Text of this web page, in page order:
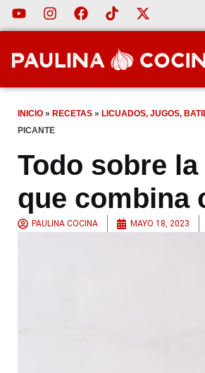
INICIO » RECETAS » LICUADOS, JUGOS,
PICANTE
Todo sobre
que combina
PAULINA COCINA MAYO 18, 2023